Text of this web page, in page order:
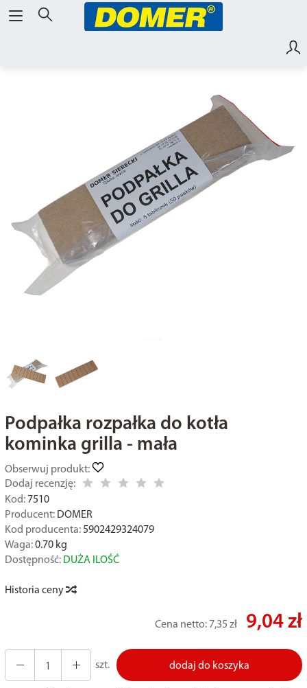
Podpałka rozpałka do kotła
kominka grilla - mała
Obserwuj produkt:
Dodaj recenzję:
Kod: 7510
Producent: DOMER
Kod producenta: 5902429324079
Waga: 0.70kg
Dostępność: DUŻA ILOŚĆ
Historia ceny
Cena netto: 7,35 zł 9,04 zł
szt. dodaj do koszyka